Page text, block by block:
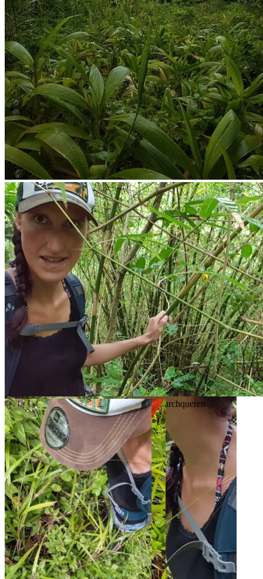
Kleiner Blick zurück, wo ich herkam, kurz bevor ich dann verloren
Gestrüpp ohne Machete etwas schwer zu durchqueren